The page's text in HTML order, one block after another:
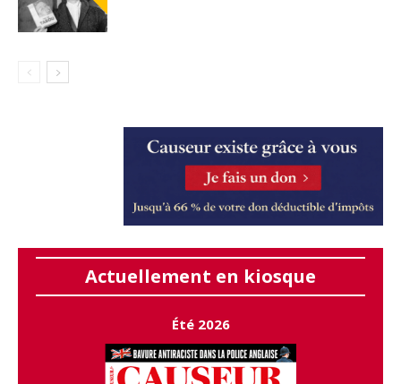
Actuellement en kiosque
Été 2026